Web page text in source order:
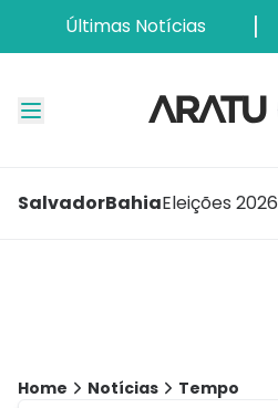
Últimas Notícias
SalvadorBahiaEleições 2026
Home Notícias Tempo